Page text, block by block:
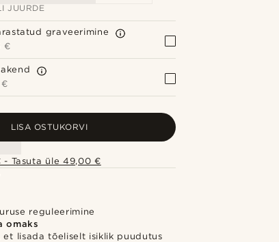
JUURDE
graveerimine
€
LISA OSTUKORVI
- Tasuta üle 49,00 €
reguleerimine
omaks
et lisada tõeliselt isiklik puudutus